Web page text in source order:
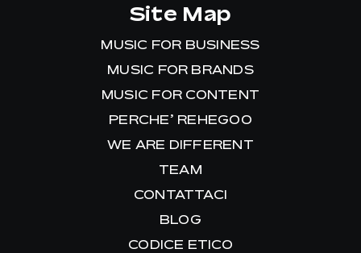
Site Map
MUSIC FOR BUSINESS
MUSIC FOR BRANDS
MUSIC FOR CONTENT
PERCHE’ REHEGOO
WE ARE DIFFERENT
TEAM
CONTATTACI
BLOG
CODICE ETICO